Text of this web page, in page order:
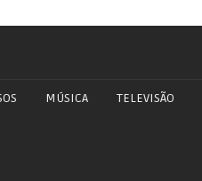
MÚSICA TELEVISÃO